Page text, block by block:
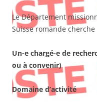
Le Département
Suisse romande cherche
Un-e chargé-e de
ou à convenir)
Domaine d’activité